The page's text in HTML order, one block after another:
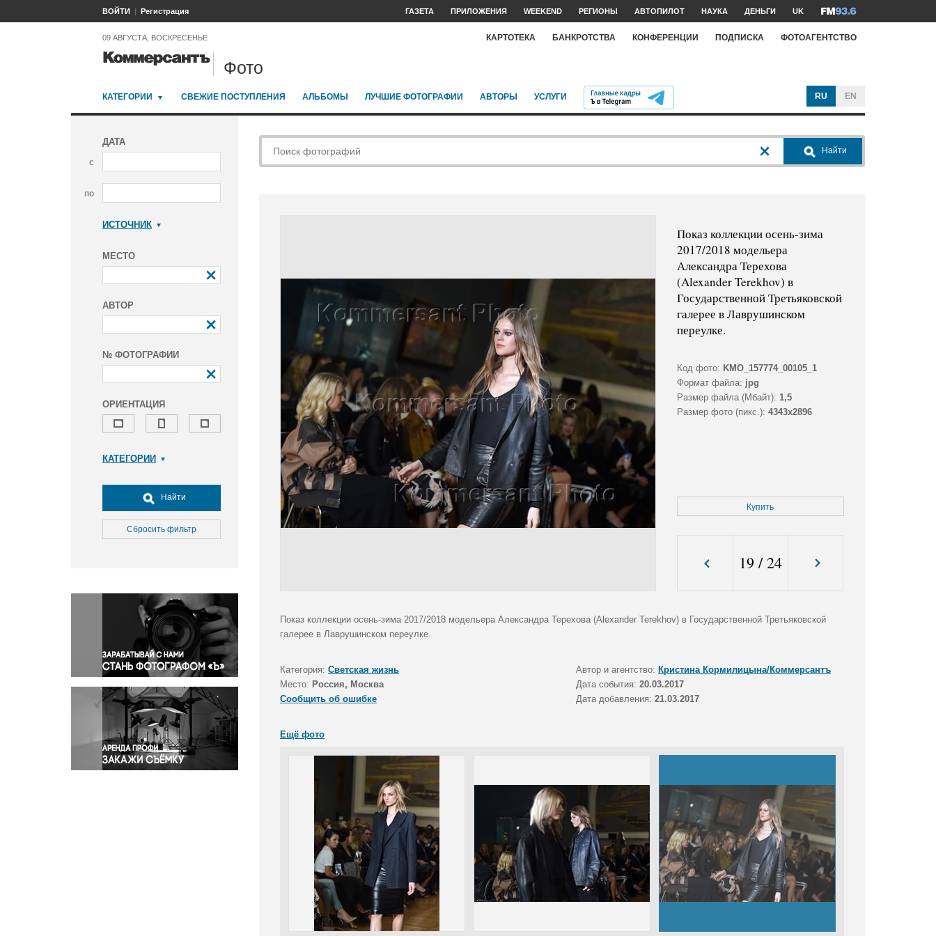
ВОЙТИ Регистрация ГАЗЕТА ПРИЛОЖЕНИЯ WEEKEND РЕГИОНЫ АВТОПИЛОТ НАУКА ДЕНЬГИ UK
09 АВГУСТА, ВОСКРЕСЕНЬЕ КАРТОТЕКА БАНКРОТСТВА КОНФЕРЕНЦИИ ПОДПИСКА ФОТОАГЕНТСТВО
Фото
КАТЕГОРИИ СВЕЖИЕ ПОСТУПЛЕНИЯ АЛЬБОМЫ ЛУЧШИЕ ФОТОГРАФИИ АВТОРЫ УСЛУГИ RU EN
ДАТА
с
по
ИСТОЧНИК
МЕСТО
АВТОР
№ ФОТОГРАФИИ
ОРИЕНТАЦИЯ
КАТЕГОРИИ
Досуг, туризм и отдых
Культура
Медицина
Окружающая среда
Политика
Правосудие
Происшествия и конфликты
Религия
Светская жизнь
Спорт
Экология
Экономика и бизнес
Найти
Сбросить фильтр
Найти
Показ коллекции осень-зима
2017/2018 модельера
Александра Терехова
(Alexander Terekhov) в
Государственной Третьяковской
галерее в Лаврушинском
переулке.
Код фото: KMO_157774_00105_1
Формат файла: jpg
Размер файла (Мбайт): 1,5
Размер фото (пикс.): 4343x2896
Купить
19 /24
Показ коллекции осень-зима 2017/2018 модельера Александра Терехова (Alexander Terekhov) в Государственной Третьяковской
галерее в Лаврушинском переулке.
Категория: Светская жизнь Автор и агентство: Кристина Кормилицына/Коммерсантъ
Место: Россия, Москва Дата события: 20.03.2017
Сообщить об ошибке
Дата добавления: 21.03.2017
Ещё фото